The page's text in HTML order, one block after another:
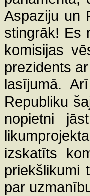
Aspaziju un
stingrāk! Es
komisijas
prezidents
lasījumā.
Republiku
nopietni
izskatīts
priekšlikumi
par